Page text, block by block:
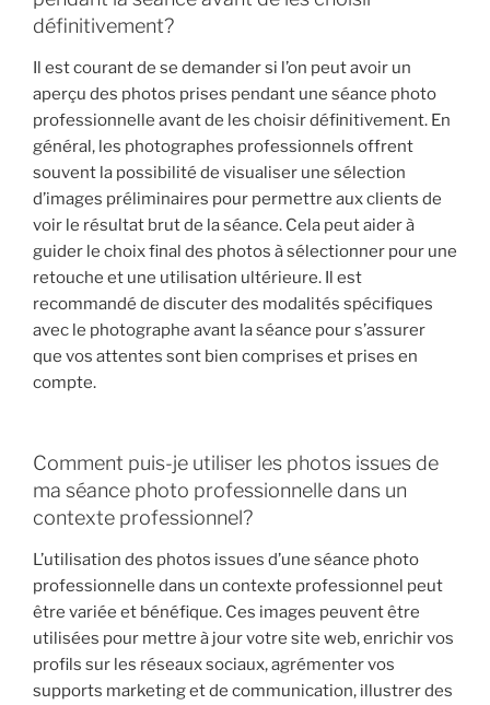
définitivement?
Il est courant de se demander si l’on peut avoir un
aperçu des photos prises pendant une séance photo
professionnelle avant de les choisir définitivement. En
général, les photographes professionnels offrent
souvent la possibilité de visualiser une sélection
d’images préliminaires pour permettre aux clients de
voir le résultat brut de la séance. Cela peut aider à
guider le choix final des photos à sélectionner pour une
retouche et une utilisation ultérieure. Il est
recommandé de discuter des modalités spécifiques
avec le photographe avant la séance pour s’assurer
que vos attentes sont bien comprises et prises en
compte.
Comment puis-je utiliser les photos issues de
ma séance photo professionnelle dans un
contexte professionnel?
L’utilisation des photos issues d’une séance photo
professionnelle dans un contexte professionnel peut
être variée et bénéfique. Ces images peuvent être
utilisées pour mettre à jour votre site web, enrichir vos
profils sur les réseaux sociaux, agrémenter vos
supports marketing et de communication, illustrer des